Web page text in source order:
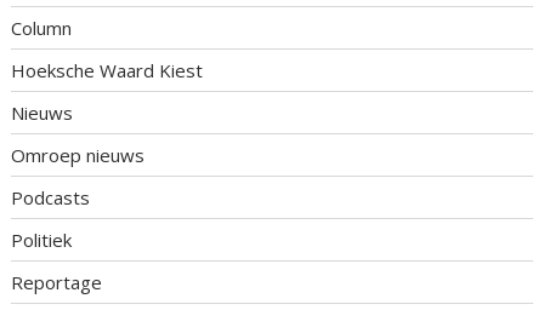
Column
Hoeksche Waard Kiest
Nieuws
Omroep nieuws
Podcasts
Politiek
Reportage